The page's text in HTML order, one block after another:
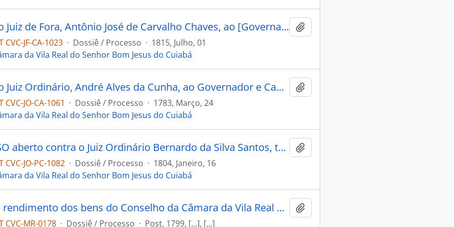
CARTA do Juiz de Fora, Antônio José de Carvalho Chaves, ao [Governador e Capitão General, João Carlos Augusto D' Oeynhausen e Gravemberg].
CVC-JF-CA-1023 · Dossiê / Processo · 1815, Julho, 01
da Vila Real do Senhor Bom Jesus do Cuiabá
CARTA do Juiz Ordinário, André Alves da Cunha, ao Governador e Capitão-General da Capitania de Mato Grosso, Luís de Albuquerque de Melo Pereira e Cáceres, a respeito das rendas do Julgado.
CVC-JO-CA-1061 · Dossiê / Processo · 1783, Março, 24
da Vila Real do Senhor Bom Jesus do Cuiabá
PROCESSO aberto contra o Juiz Ordinário Bernardo da Silva Santos, tendo como autor o Procurador do Povo Francisco da Costa Ribeiro, do Julgado de São Pedro Del Rei.
CVC-JO-PC-1082 · Dossiê / Processo · 1804, Janeiro, 16
da Vila Real do Senhor Bom Jesus do Cuiabá
MAPA de rendimento dos bens do Conselho da Câmara da Vila Real do Senhor Bom Jesus do Cuiabá referente ao ano de 1799, feito pelo Escrivão Francisco da Costa e Souza.
CVC-MR-0178 · Dossiê / Processo · Post. 1799, [...], [...]